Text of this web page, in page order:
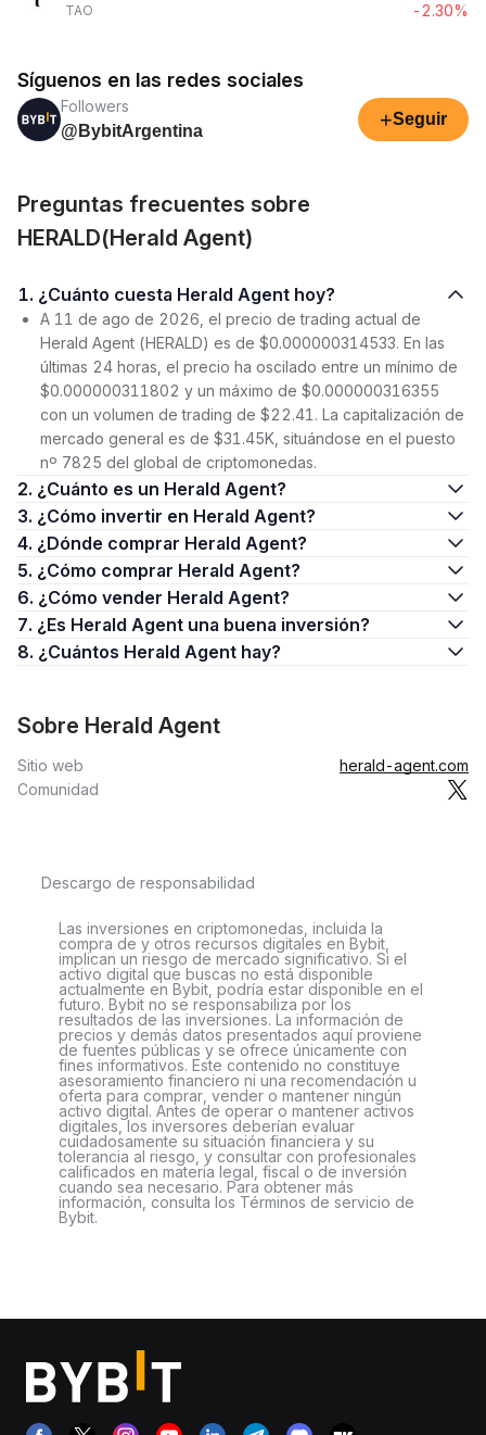
TAO
-2.30%
Síguenos en las redes sociales
Followers
@BybitArgentina
+Seguir
Preguntas frecuentes sobre
HERALD(Herald Agent)
1. ¿Cuánto cuesta Herald Agent hoy?
A 11 de ago de 2026, el precio de trading actual de
Herald Agent (HERALD) es de $0.000000314533. En las
últimas 24 horas, el precio ha oscilado entre un mínimo de
$0.000000311802 y un máximo de $0.000000316355
con un volumen de trading de $22.41. La capitalización de
mercado general es de $31.45K, situándose en el puesto
nº 7825 del global de criptomonedas.
2. ¿Cuánto es un Herald Agent?
3. ¿Cómo invertir en Herald Agent?
4. ¿Dónde comprar Herald Agent?
5. ¿Cómo comprar Herald Agent?
6. ¿Cómo vender Herald Agent?
7. ¿Es Herald Agent una buena inversión?
8. ¿Cuántos Herald Agent hay?
Sobre Herald Agent
Sitio web
herald-agent.com
Comunidad
Descargo de responsabilidad
Las inversiones en criptomonedas, incluida la
compra de y otros recursos digitales en Bybit,
implican un riesgo de mercado significativo. Si el
activo digital que buscas no está disponible
actualmente en Bybit, podría estar disponible en el
futuro. Bybit no se responsabiliza por los
resultados de las inversiones. La información de
precios y demás datos presentados aquí proviene
de fuentes públicas y se ofrece únicamente con
fines informativos. Este contenido no constituye
asesoramiento financiero ni una recomendación u
oferta para comprar, vender o mantener ningún
activo digital. Antes de operar o mantener activos
digitales, los inversores deberían evaluar
cuidadosamente su situación financiera y su
tolerancia al riesgo, y consultar con profesionales
calificados en materia legal, fiscal o de inversión
cuando sea necesario. Para obtener más
información, consulta los Términos de servicio de
Bybit.